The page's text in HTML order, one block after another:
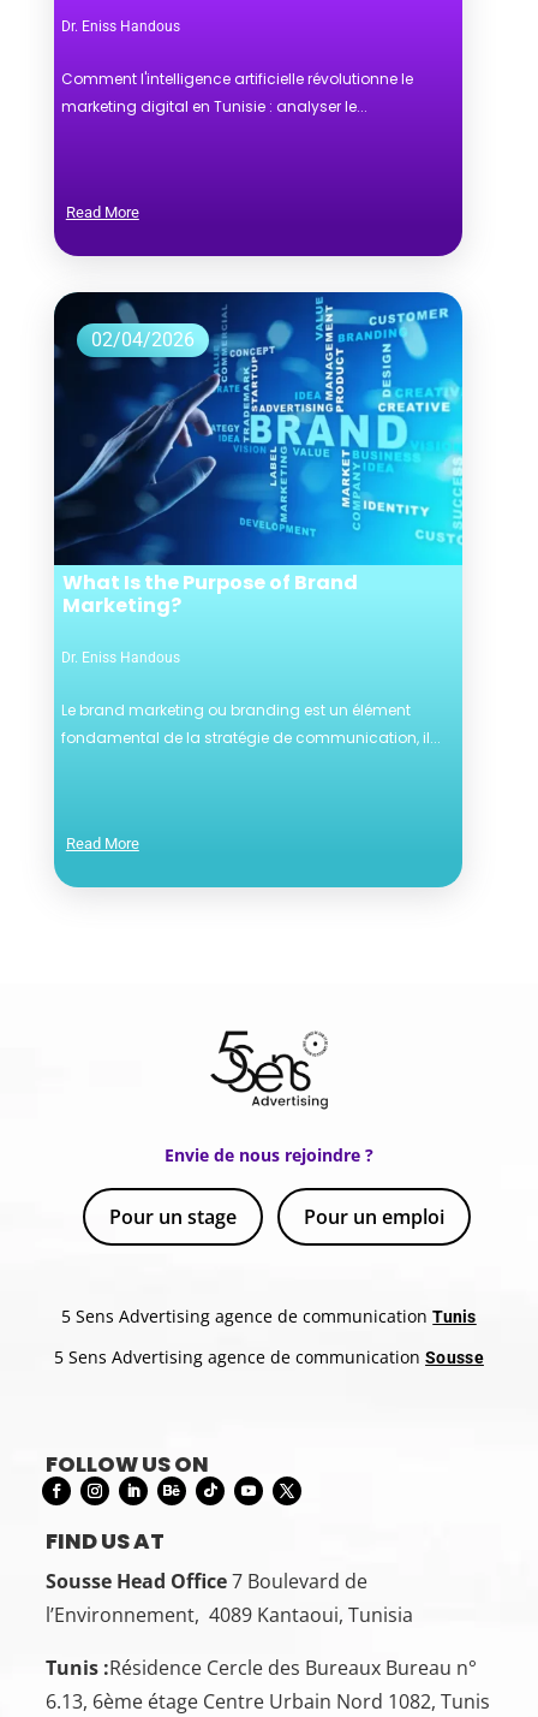
Dr. Eniss Handous
Comment l'intelligence artificielle révolutionne le
marketing digital en Tunisie : analyser le...
Read More
What Is the Purpose of Brand
Marketing?
Dr. Eniss Handous
02/04/2026
Le brand marketing ou branding est un élément
fondamental de la stratégie de communication, il...
Read More
Envie de nous rejoindre ?
Pour un stage Pour un emploi
5 Sens Advertising agence de communicationTunis
5 Sens Advertising agence de communicationSousse
FOLLOW US ON
FIND US AT
Sousse Head Office7 Boulevard de
l’Environnement, 4089 Kantaoui, Tunisia
Tunis :Résidence Cercle des Bureaux Bureau n°
6.13, 6ème étage Centre Urbain Nord 1082, Tunis